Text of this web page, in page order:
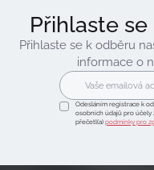
Přihlaste
Přihlaste se k odběru
informace o
Odesláním registrace k
osobních údajů pro účely
přečetl(a) podmínky pro